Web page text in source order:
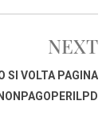
NEXT
SI VOLTA PAGINA